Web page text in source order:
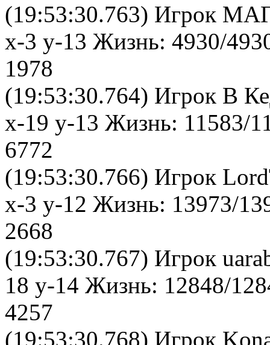
(19:53:30.763) Игрок
x-3 y-13 Жизнь: 4930/
1978
(19:53:30.764) Игрок В
x-19 y-13 Жизнь: 11583/
6772
(19:53:30.766) Игрок
x-3 y-12 Жизнь: 13973/
2668
(19:53:30.767) Игрок
18 y-14 Жизнь: 12848/
4257
(19:53:30.768) Игрок